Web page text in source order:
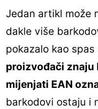
Jedan artikl može
dakle više
pokazalo kao
proizvođači
mijenjati EAN
barkodovi ostaju i